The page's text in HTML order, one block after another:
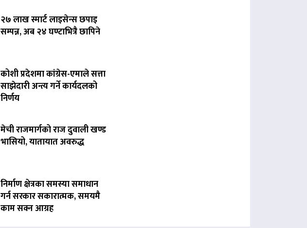
२७ लाख स्मार्ट लाइसेन्स छपाइ
सम्पन्न, अब २४ घण्टाभित्रै छापिने
कोशी प्रदेशमा कांग्रेस-एमाले सत्ता
साझेदारी अन्त्य गर्ने कार्यदलको
निर्णय
मेची राजमार्गको राज दुवाली खण्ड
भासियो, यातायात अवरुद्ध
निर्माण क्षेत्रका समस्या समाधान
गर्न सरकार सकारात्मक, समयमै
काम सक्न आग्रह